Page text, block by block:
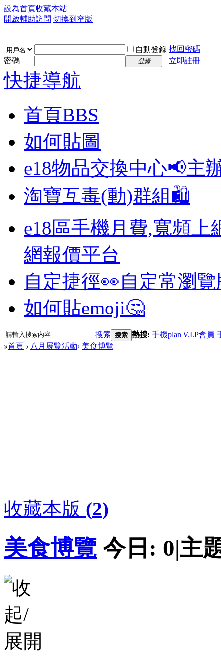
設為首頁收藏本站
開啟輔助訪問 切換到窄版
自動登錄 找回密碼
密碼
登錄 立即註冊
快捷導航
首頁BBS
如何貼圖
e18物品交換中心📢主
淘寶互毒(動)群組🛍️
e18區手機月費,寬頻上
網報價平台
自定捷徑👀自定常瀏
如何貼emoji🤔
搜索 搜索 熱搜: 手機plan V.I.P會員
»首頁 › 八月展覽活動› 美食博覽
收藏本版 (2)
美食博覽 今日: 0|主